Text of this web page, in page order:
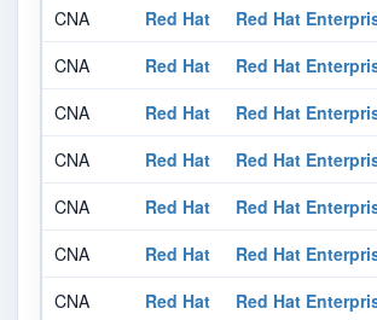
CNA
Red Hat
Red Hat
CNA
Red Hat
Red Hat
CNA
Red Hat
Red Hat
CNA
Red Hat
Red Hat
CNA
Red Hat
Red Hat
CNA
Red Hat
Red Hat
CNA
Red Hat Red Hat